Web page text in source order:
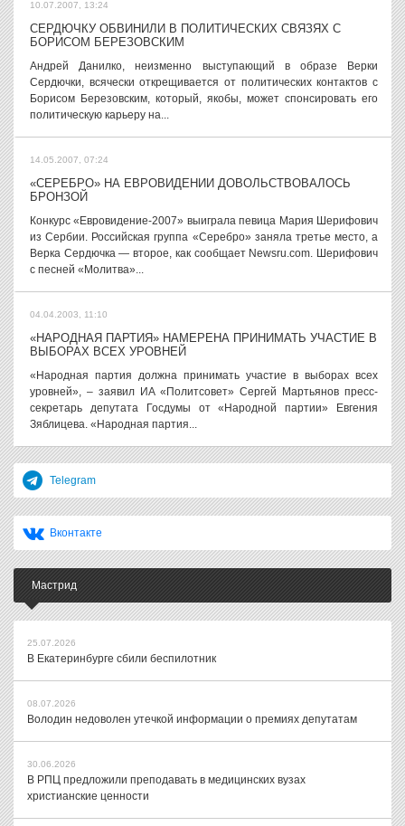
10.07.2007, 13:24
СЕРДЮЧКУ ОБВИНИЛИ В ПОЛИТИЧЕСКИХ СВЯЗЯХ С
БОРИСОМ БЕРЕЗОВСКИМ
Андрей Данилко, неизменно выступающий в образе Верки
Сердючки, всячески открещивается от политических контактов с
Борисом Березовским, который, якобы, может спонсировать его
политическую карьеру на...
14.05.2007, 07:24
«СЕРЕБРО» НА ЕВРОВИДЕНИИ ДОВОЛЬСТВОВАЛОСЬ
БРОНЗОЙ
Конкурс «Евровидение-2007» выиграла певица Мария Шерифович
из Сербии. Российская группа «Серебро» заняла третье место, а
Верка Сердючка — второе, как сообщает Newsru.com. Шерифович
с песней «Молитва»...
04.04.2003, 11:10
«НАРОДНАЯ ПАРТИЯ» НАМЕРЕНА ПРИНИМАТЬ УЧАСТИЕ В
ВЫБОРАХ ВСЕХ УРОВНЕЙ
«Народная партия должна принимать участие в выборах всех
уровней», – заявил ИА «Политсовет» Сергей Мартьянов пресс-
секретарь депутата Госдумы от «Народной партии» Евгения
Зяблицева. «Народная партия...
Telegram
Вконтакте
Мастрид
25.07.2026
В Екатеринбурге сбили беспилотник
08.07.2026
Володин недоволен утечкой информации о премиях депутатам
30.06.2026
В РПЦ предложили преподавать в медицинских вузах
христианские ценности